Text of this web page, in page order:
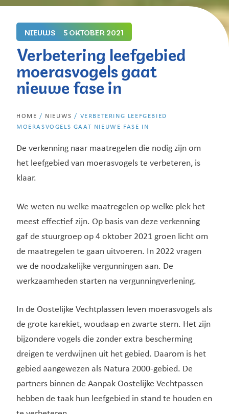
NIEUWS 5 OKTOBER 2021
Verbetering leefgebied
moerasvogels gaat
nieuwe fase in
HOME / NIEUWS / VERBETERING LEEFGEBIED
MOERASVOGELS GAAT NIEUWE FASE IN
De verkenning naar maatregelen die nodig zijn om
het leefgebied van moerasvogels te verbeteren, is
klaar.
We weten nu welke maatregelen op welke plek het
meest effectief zijn. Op basis van deze verkenning
gaf de stuurgroep op 4 oktober 2021 groen licht om
de maatregelen te gaan uitvoeren. In 2022 vragen
we de noodzakelijke vergunningen aan. De
werkzaamheden starten na vergunningverlening.
In de Oostelijke Vechtplassen leven moerasvogels als
de grote karekiet, woudaap en zwarte stern. Het zijn
bijzondere vogels die zonder extra bescherming
dreigen te verdwijnen uit het gebied. Daarom is het
gebied aangewezen als Natura 2000-gebied. De
partners binnen de Aanpak Oostelijke Vechtpassen
hebben de taak hun leefgebied in stand te houden en